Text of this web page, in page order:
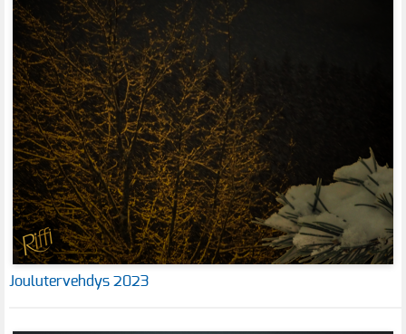
Joulutervehdys 2023